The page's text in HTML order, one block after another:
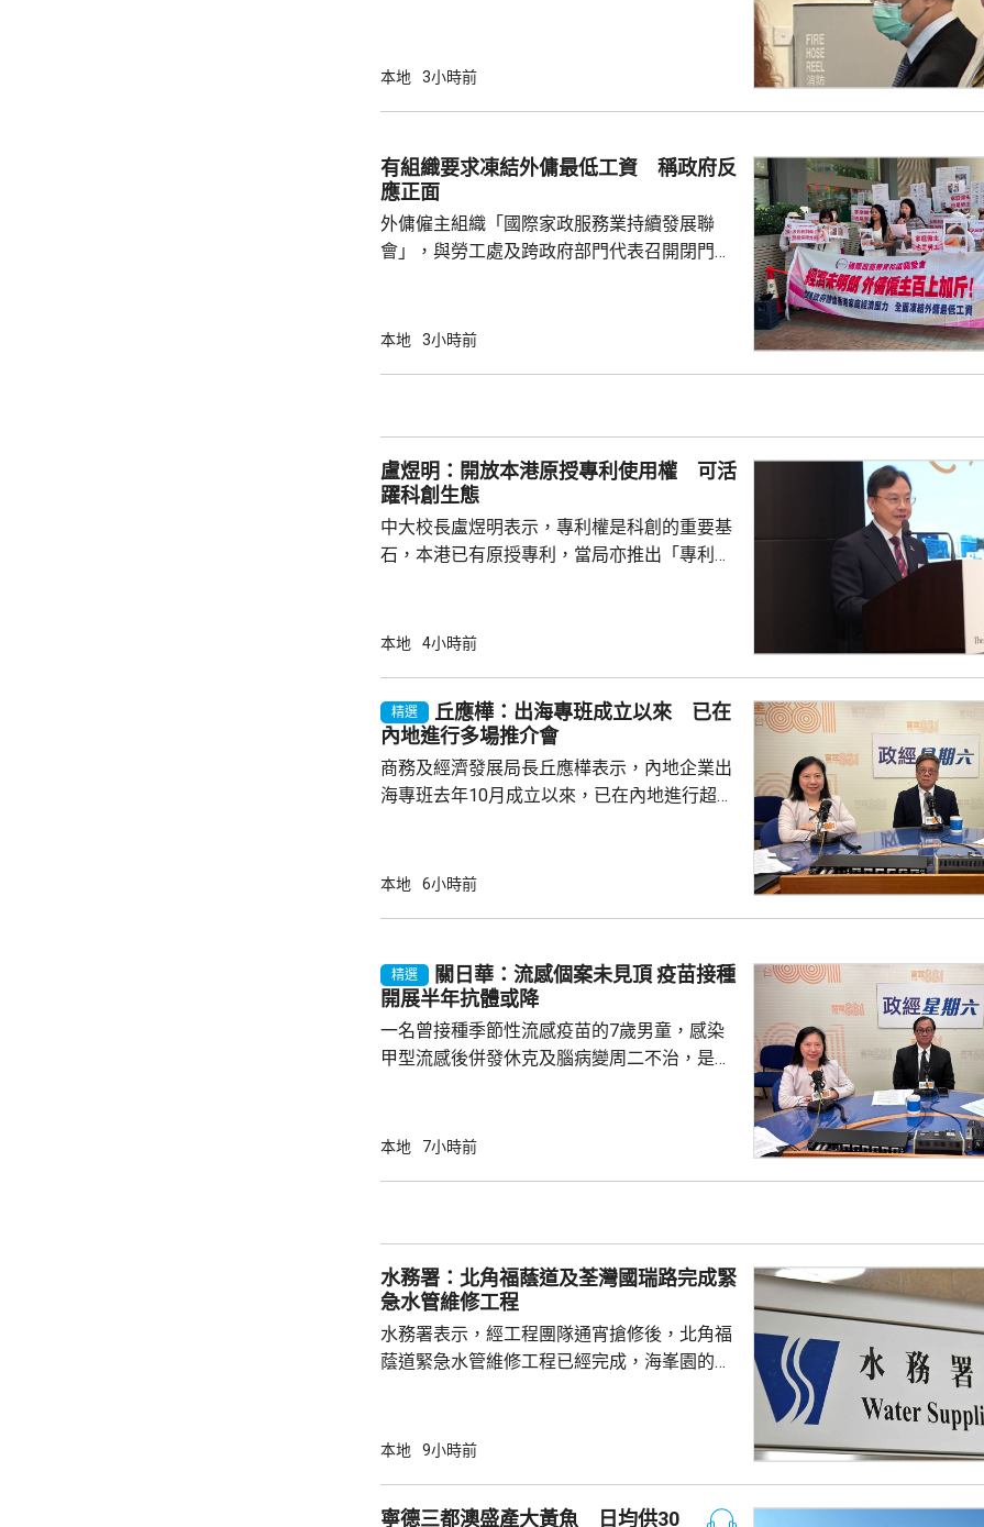
今日繼續傳召證人。 葉維晉作供時指，通常病
由於病人情況嚴重並臥床，不能作電話和視像
問診。葉維晉當時強調診所不是賣藥，堅持要
會見病人，只是在妹妹拒絕後，他只...
本地 3小時前
有組織要求凍結外傭最低工資 稱政府反
應正面
外傭僱主組織「國際家政服務業持續發展聯
會」，與勞工處及跨政府部門代表召開閉門會
並保持與持份者溝通。 國際家政服務業持續發
時最低工資為5100元，不過連同免費住宿、水
電煤及膳食等費用，僱主每月實...
本地 3小時前
盧煜明：開放本港原授專利使用權 可活
躍科創生態
中大校長盧煜明表示，專利權是科創的重要基
石，本港已有原授專利，當局亦推出「專利
使用，相信會有更多人來港申請專利，活躍本
產出獨角獸企業，必須依賴其他市場，例如大
灣區，及解決專利權方面弱點。盧煜明表示，
中大亦將把握北都帶來的機遇，已向政府提...
本地 4小時前
精選
丘應樺：出海專班成立以來 已在
內地進行多場推介會
商務及經濟發展局長丘應樺表示，內地企業出
海專班去年10月成立以來，已在內地進行超過
時，亦已帶同內地及香港企業隨團，簽訂96份
先將企業「引進來」，鼓勵在香港先成立地區
總部或公司，並在香港作籌融資，相信對香港
整體經濟有幫助，他下周出訪馬來...
本地 6小時前
精選
關日華：流感個案未見頂 疫苗接種
開展半年抗體或降
一名曾接種季節性流感疫苗的7歲男童，感染
甲型流感後併發休克及腦病變周二不治，是本
系名譽臨床副教授關日華認為是個別事件，形
問題，令免疫力減弱。 衞生防護中心指截至7
月底，錄得12名兒童流感引發嚴重併發症...
本地 7小時前
水務署：北角福蔭道及荃灣國瑞路完成緊
急水管維修工程
水務署表示，經工程團隊通宵搶修後，北角福
蔭道緊急水管維修工程已經完成，海峯園的食
應於凌晨4時起陸續恢復正常。
本地 9小時前
寧德三都澳盛產大黃魚 日均供30